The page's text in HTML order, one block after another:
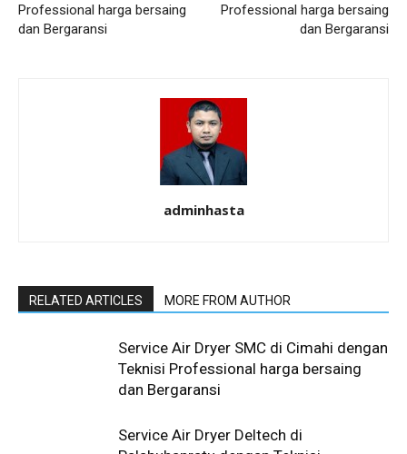
Professional harga bersaing
dan Bergaransi
Professional harga bersaing
dan Bergaransi
adminhasta
RELATED ARTICLES MORE FROM AUTHOR
Service Air Dryer SMC di Cimahi dengan
Teknisi Professional harga bersaing
dan Bergaransi
Service Air Dryer Deltech di